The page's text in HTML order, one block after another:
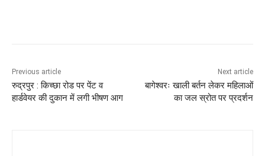
Previous article
रुद्रपुर : किच्छा रोड पर पेंट व
हार्डवेयर की दुकान में लगी भीषण आग
Next article
बागेश्वरः खाली बर्तन लेकर महिलाओं
का जल स्रोत पर प्रदर्शन